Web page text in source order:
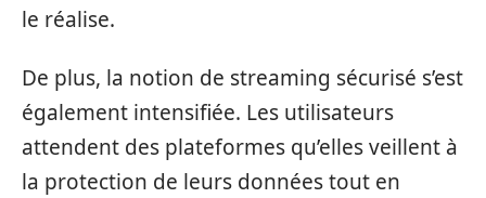
le réalise.
De plus, la notion de streaming sécurisé s’est
également intensifiée. Les utilisateurs
attendent des plateformes qu’elles veillent à
la protection de leurs données tout en